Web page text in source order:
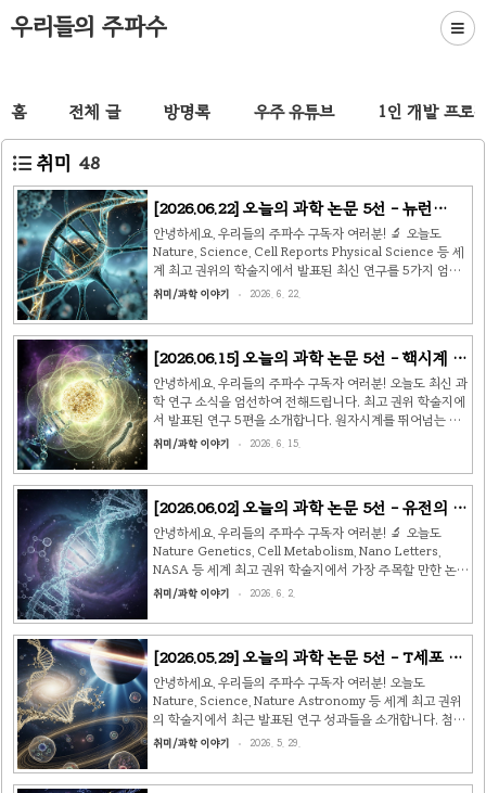
우리들의 주파수
홈 전체 글 방명록 우주 유튜브 1인 개발 프로
취미 48
[2026.06.22] 오늘의 과학 논문 5선 - 뉴런
DNA, 영구동토층, 나트륨 배터리 🔬
안녕하세요, 우리들의 주파수 구독자 여러분! 🔬 오늘도
Nature, Science, Cell Reports Physical Science 등 세
계 최고 권위의 학술지에서 발표된 최신 연구를 5가지 엄선
해 소개해드립니다. 뇌 발달의 비밀부터 배터리 혁신까지, 오
뇌를 만들기 위해 자신의 DNA를 부수고 있었다출처:
가 발달하는 동안, 갓 태어난 뉴런들은 최종 목적지를 향해
먼 거리를 이동해야 합니다. 그런데 이 과정에서 뉴런들은 믿
기 어려울 정도로 비좁은 공간을 비집고 지나가야 합니다. 최
근 Nature에 발표된 연구는 이 여정이 얼마나 가혹한지를
처음으로 명확히 밝..
취미/과학 이야기 2026. 6. 22.
[2026.06.15] 오늘의 과학 논문 5선 - 핵시계 탄
생부터 별이 만드는 우주까지 🔬
안녕하세요, 우리들의 주파수 구독자 여러분! 오늘도 최신 과
학 연구 소식을 엄선하여 전해드립니다. 최고 권위 학술지에
서 발표된 연구 5편을 소개합니다. 원자시계를 뛰어넘는 핵
시계 탄생, 블랙홀 대신 탄생하는 '미니 우주', 척추동물보다
겠습니다. 🔬 ⚛️ 1. 드디어 '핵시계'가 처음으로 째깍거렸다
원자시계보다 훨씬 더 정밀한 시간 측정 장치, 바로 핵시계
(Nuclear Clock)가 역사상 처음으로 작동에 성공했습니다!
원자시계는 전자의 에너지 전환을 이용하는 데 비해, 핵시계
는 원자핵 내부에서 일어나는 에너지 전환을 활용합니다. 주
기율표의 모든 원소 중 단 하나, 토륨-229..
취미/과학 이야기 2026. 6. 15.
[2026.06.02] 오늘의 과학 논문 5선 - 유전의 법
칙은 완전하지 않았다 🔬
안녕하세요, 우리들의 주파수 구독자 여러분! 🔬 오늘도
Nature Genetics, Cell Metabolism, Nano Letters,
NASA 등 세계 최고 권위 학술지에서 가장 주목할 만한 논문
5편을 엄선해 소개해 드립니다. 오늘의 주제는 유전학의 패
신, 그리고 우주와 지구과학의 경이로운 발견들입니다. 🧬 1.
발견 출처: Nature Genetics | Johns Hopkins Medicine
/ 국제 공동 연구팀 (2026년 5월) 중학교 생물 시간에 배웠
던 멘델의 유전 법칙이 완전하지 않다는 충격적인 연구 결과
가 발표됐습니다. 존스 홉킨스 의과대학 연구팀은 마우스를
이..
취미/과학 이야기 2026. 6. 2.
[2026.05.29] 오늘의 과학 논문 5선 - T세포 고
갈·목성 오로라·빙하기 전환 원인까지 🔬
안녕하세요, 우리들의 주파수 구독자 여러분! 오늘도
Nature, Science, Nature Astronomy 등 세계 최고 권위
의 학술지에서 최근 발표된 연구 성과들을 소개합니다. 첨단
과학의 최전선, 함께 살펴볼까요? 🧬 ① T세포 고갈 분자 메
(Nature, The Salk Institute / MSKCC / 서울대학교) 암
취미/과학 이야기 2026. 5. 29.